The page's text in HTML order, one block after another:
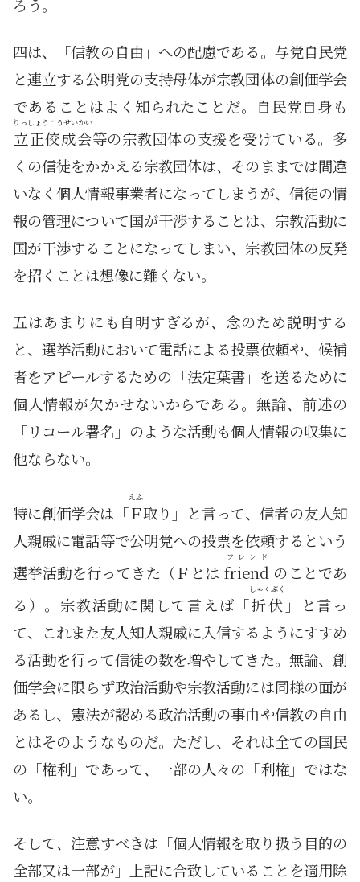
ろう。
四は、「信教の自由」への配慮である。与党自民党
と連立する公明党の支持母体が宗教団体の創価学会
であることはよく知られたことだ。自民党自身も
立正佼成会
りっしょうこうせいかい
等の宗教団体の支援を受けている。多
くの信徒をかかえる宗教団体は、そのままでは間違
いなく個人情報事業者になってしまうが、信徒の情
報の管理について国が干渉することは、宗教活動に
国が干渉することになってしまい、宗教団体の反発
を招くことは想像に難くない。
五はあまりにも自明すぎるが、念のため説明する
と、選挙活動において電話による投票依頼や、候補
者をアピールするための「法定葉書」を送るために
個人情報が欠かせないからである。無論、前述の
「リコール署名」のような活動も個人情報の収集に
他ならない。
特に創価学会は「Ｆ
えふ
取り」と言って、信者の友人知
人親戚に電話等で公明党への投票を依頼するという
選挙活動を行ってきた（Ｆとは friend
フレンド
のことであ
る）。宗教活動に関して言えば「折伏
しゃくぶく
」と言っ
て、これまた友人知人親戚に入信するようにすすめ
る活動を行って信徒の数を増やしてきた。無論、創
価学会に限らず政治活動や宗教活動には同様の面が
あるし、憲法が認める政治活動の事由や信教の自由
とはそのようなものだ。ただし、それは全ての国民
の「権利」であって、一部の人々の「利権」ではな
い。
そして、注意すべきは「個人情報を取り扱う目的の
全部又は一部が」上記に合致していることを適用除